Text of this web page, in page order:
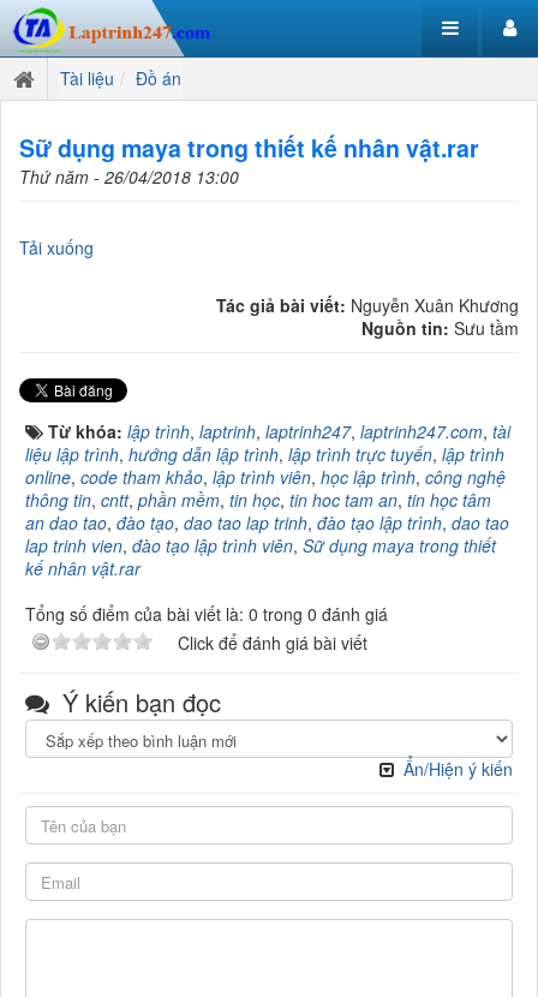
Tài liệu Đồ án
Sữ dụng maya trong thiết kế nhân vật.rar
Thứ năm - 26/04/2018 13:00
Tải xuống
Tác giả bài viết: Nguyễn Xuân Khương
Nguồn tin: Sưu tầm
Từ khóa: lập trình, laptrinh, laptrinh247, laptrinh247.com, tài
liệu lập trình, hướng dẫn lập trình, lập trình trực tuyến, lập trình
online, code tham khảo, lập trình viên, học lập trình, công nghệ
thông tin, cntt, phần mềm, tin học, tin hoc tam an, tin học tâm
an dao tao, đào tạo, dao tao lap trinh, đào tạo lập trình, dao tao
lap trinh vien, đào tạo lập trình viên, Sữ dụng maya trong thiết
kế nhân vật.rar
Tổng số điểm của bài viết là: 0 trong 0 đánh giá
Click để đánh giá bài viết
Ý kiến bạn đọc
Ẩn/Hiện ý kiến